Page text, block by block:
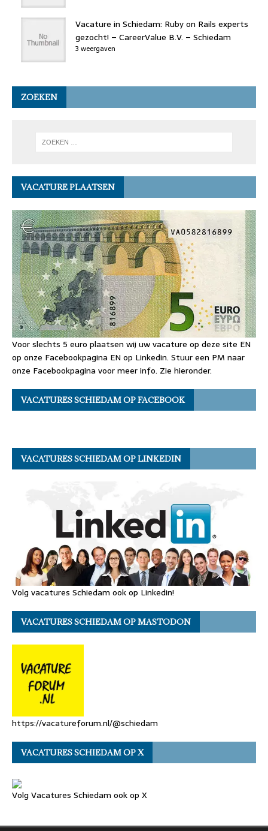
Vacature in Schiedam: Ruby on Rails experts
gezocht! – CareerValue B.V. – Schiedam
3 weergaven
ZOEKEN
VACATURE PLAATSEN
Voor slechts 5 euro plaatsen wij uw vacature op deze site EN
op onze Facebookpagina EN op Linkedin. Stuur een PM naar
onze Facebookpagina voor meer info. Zie hieronder.
VACATURES SCHIEDAM OP FACEBOOK
VACATURES SCHIEDAM OP LINKEDIN
Volg vacatures Schiedam ook op Linkedin!
VACATURES SCHIEDAM OP MASTODON
https://vacatureforum.nl/@schiedam
VACATURES SCHIEDAM OP X
Volg Vacatures Schiedam ook op X